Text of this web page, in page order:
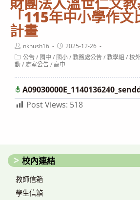
「115年中小學作
計畫
Post
author:
nknush16
Post
published:
2025-12-26
Post
category:
公告/ 國中 / 國小/教務處公告/教學組 /校
動/處室公告/高中
Post Views: 518
校內連結
教師信箱
學生信箱